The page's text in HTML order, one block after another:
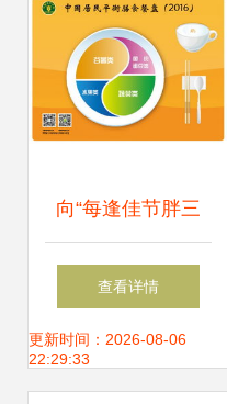
向“每逢佳节胖三
斤”说NO 2018六机
构联合发布春节食
查看详情
更新时间：2026-08-06
22:29:33